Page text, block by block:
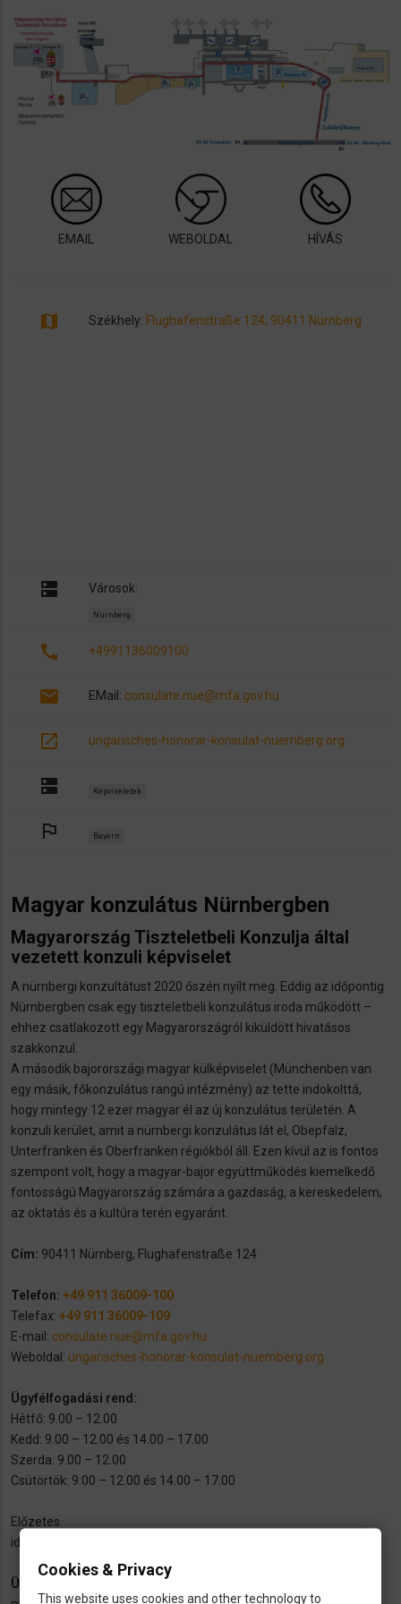
EMAIL WEBOLDAL HÍVÁS
map Székhely: Flughafenstraße 124, 90411 Nürnberg
dns Városok:
Nürnberg
call +4991136009100
email EMail: consulate.nue@mfa.gov.hu
open_in_new ungarisches-honorar-konsulat-nuernberg.org
dns Képviseletek
outlined_flag Bayern
Magyar konzulátus Nürnbergben
Magyarország Tiszteletbeli Konzulja által
vezetett konzuli képviselet
A nürnbergi konzultátust 2020 őszén nyílt meg. Eddig az időpontig
Nürnbergben csak egy tiszteletbeli konzulátus iroda működött –
ehhez csatlakozott egy Magyarországról kiküldött hivatásos
szakkonzul.
A második bajorországi magyar külképviselet (Münchenben van
egy másik, főkonzulátus rangú intézmény) az tette indokolttá,
hogy mintegy 12 ezer magyar él az új konzulátus területén. A
konzuli kerület, amit a nürnbergi konzulátus lát el, Obepfalz,
Unterfranken és Oberfranken régiókból áll. Ezen kívül az is fontos
szempont volt, hogy a magyar-bajor együttműködés kiemelkedő
fontosságú Magyarország számára a gazdaság, a kereskedelem,
az oktatás és a kultúra terén egyaránt.
Cím: 90411 Nürnberg, Flughafenstraße 124
Telefon: +49 911 36009-100
Telefax: +49 911 36009-109
E-mail: consulate.nue@mfa.gov.hu
Weboldal: ungarisches-honorar-konsulat-nuernberg.org
Ügyfélfogadási rend:
Hétfő: 9.00 – 12.00
Kedd: 9.00 – 12.00 és 14.00 – 17.00
Szerda: 9.00 – 12.00
Csütörtök: 9.00 – 12.00 és 14.00 – 17.00
​Előzetes
időpontfoglalás:
Ügyeleti telefon Münchenben
Cookies & Privacy
This website uses cookies and other technology to